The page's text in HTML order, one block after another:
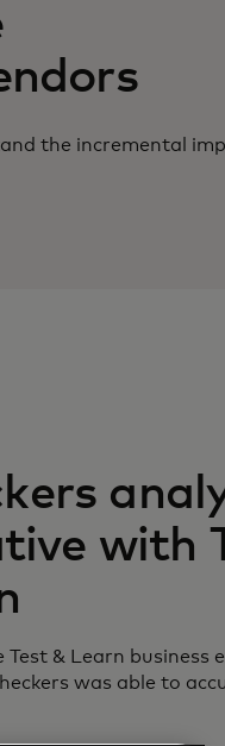
the incremental
with
Test & Learn business
was able to